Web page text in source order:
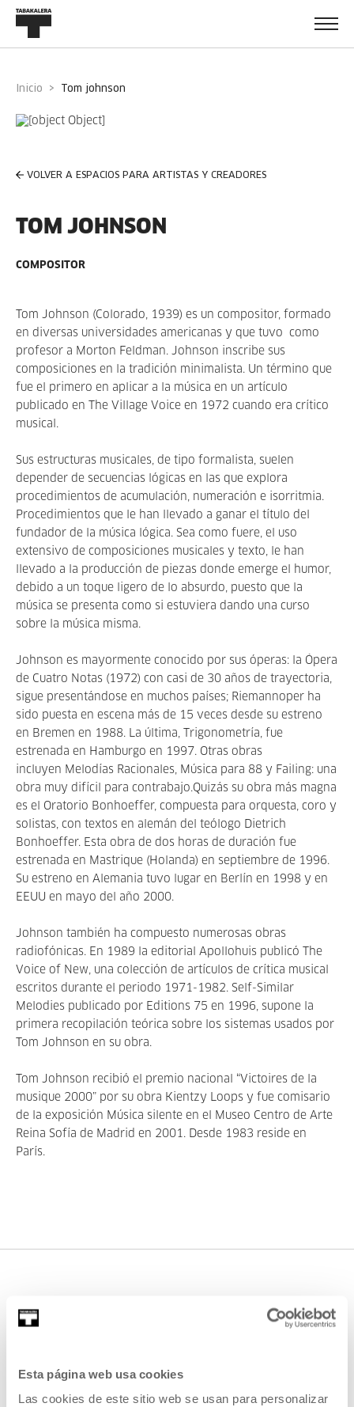
Esta página web usa cookies
Las cookies de este sitio web se usan para personalizar
Inicio tom johnson
VOLVER A ESPACIOS PARA ARTISTAS Y CREADORES
TOM JOHNSON
COMPOSITOR
Tom Johnson (Colorado, 1939) es un compositor, formado
en diversas universidades americanas y que tuvo como
profesor a Morton Feldman. Johnson inscribe sus
composiciones en la tradición minimalista. Un término que
fue el primero en aplicar a la música en un artículo
publicado en The Village Voice en 1972 cuando era crítico
musical.
Sus estructuras musicales, de tipo formalista, suelen
depender de secuencias lógicas en las que explora
procedimientos de acumulación, numeración e isorritmia.
Procedimientos que le han llevado a ganar el título del
fundador de la música lógica. Sea como fuere, el uso
extensivo de composiciones musicales y texto, le han
llevado a la producción de piezas donde emerge el humor,
debido a un toque ligero de lo absurdo, puesto que la
música se presenta como si estuviera dando una curso
sobre la música misma.
Johnson es mayormente conocido por sus óperas: la Ópera
de Cuatro Notas (1972) con casi de 30 años de trayectoria,
sigue presentándose en muchos países; Riemannoper ha
sido puesta en escena más de 15 veces desde su estreno
en Bremen en 1988. La última, Trigonometría, fue
estrenada en Hamburgo en 1997. Otras obras
incluyen Melodías Racionales, Música para 88 y Failing: una
obra muy difícil para contrabajo.Quizás su obra más magna
es el Oratorio Bonhoeffer, compuesta para orquesta, coro y
solistas, con textos en alemán del teólogo Dietrich
Bonhoeffer. Esta obra de dos horas de duración fue
estrenada en Mastrique (Holanda) en septiembre de 1996.
Su estreno en Alemania tuvo lugar en Berlín en 1998 y en
EEUU en mayo del año 2000.
Johnson también ha compuesto numerosas obras
radiofónicas. En 1989 la editorial Apollohuis publicó The
Voice of New, una colección de artículos de crítica musical
escritos durante el periodo 1971-1982. Self-Similar
Melodies publicado por Editions 75 en 1996, supone la
primera recopilación teórica sobre los sistemas usados por
Tom Johnson en su obra.
Tom Johnson recibió el premio nacional “Victoires de la
musique 2000” por su obra Kientzy Loops y fue comisario
de la exposición Música silente en el Museo Centro de Arte
Reina Sofía de Madrid en 2001. Desde 1983 reside en
París.
PROYECTOS EN LOS QUE HA
ACTUALES